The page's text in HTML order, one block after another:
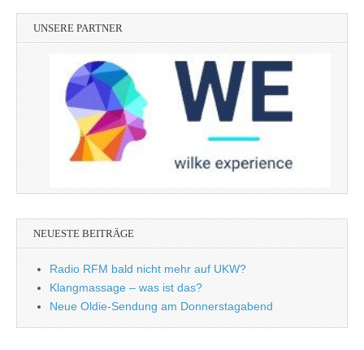
UNSERE PARTNER
NEUESTE BEITRÄGE
Radio RFM bald nicht mehr auf UKW?
Klangmassage – was ist das?
Neue Oldie-Sendung am Donnerstagabend